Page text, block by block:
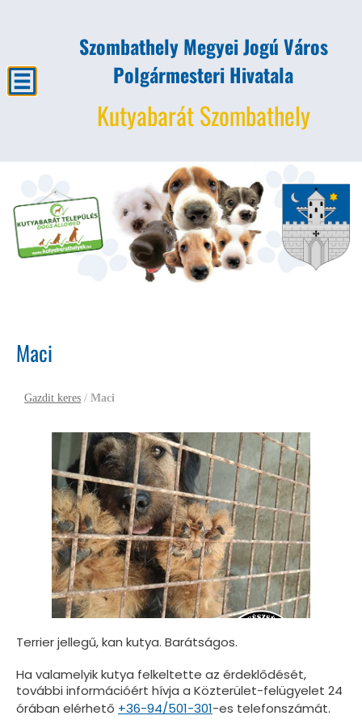
Szombathely Megyei Jogú Város
Polgármesteri Hivatala
Kutyabarát Szombathely
Maci
Gazdit keres / Maci
Terrier jellegű, kan kutya. Barátságos.
Ha valamelyik kutya felkeltette az érdeklődését,
további információért hívja a Közterület-felügyelet 24
órában elérhető +36-94/501-301-es telefonszámát.